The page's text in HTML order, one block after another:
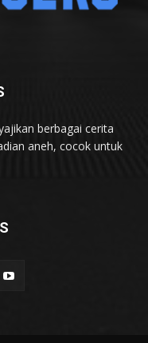
berbagai cerita
aneh, cocok untuk